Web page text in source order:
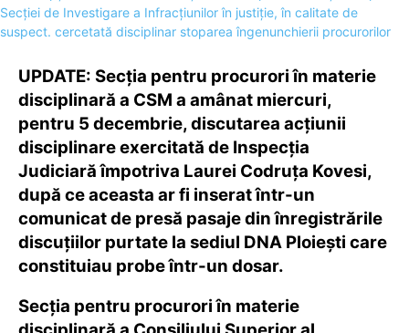
UPDATE: Secţia pentru procurori în materie
disciplinară a CSM a amânat miercuri,
pentru 5 decembrie, discutarea acţiunii
disciplinare exercitată de Inspecţia
Judiciară împotriva Laurei Codruţa Kovesi,
după ce aceasta ar fi inserat într-un
comunicat de presă pasaje din înregistrările
discuţiilor purtate la sediul DNA Ploieşti care
constituiau probe într-un dosar.
Secţia pentru procurori în materie